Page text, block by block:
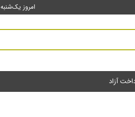
امروز یک‌شنبه ۱۸ مرداد ماه ۱۴۰۵ ساعت: ۱۶:۱۴:۵۰
آزاد